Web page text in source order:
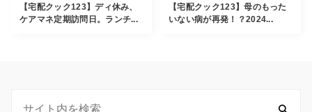
【宅配クック123】ディ休み、
ケアマネ定期訪問日。ランチ...
【宅配クック123】母のもった
いない病が再発！？2024...